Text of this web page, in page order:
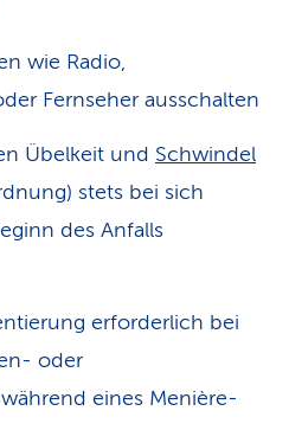
wie Radio,
Fernseher ausschalten
Übelkeit und Schwindel
stets bei sich
des Anfalls
erforderlich bei
oder
eines Menière-